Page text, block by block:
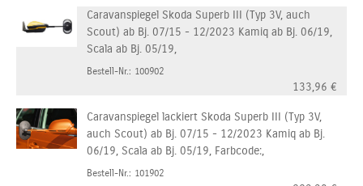
Caravanspiegel Skoda Superb III (Typ 3V, auch
Scout) ab Bj. 07/15 - 12/2023 Kamiq ab Bj. 06/19,
Scala ab Bj. 05/19,
Bestell-Nr.: 100902
133,96 €
Caravanspiegel lackiert Skoda Superb III (Typ 3V,
auch Scout) ab Bj. 07/15 - 12/2023 Kamiq ab Bj.
06/19, Scala ab Bj. 05/19, Farbcode:,
Bestell-Nr.: 101902